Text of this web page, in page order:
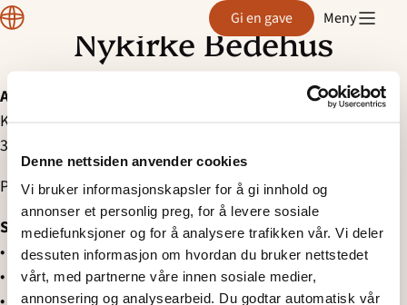
Denne nettsiden anvender cookies
Vi bruker informasjonskapsler for å gi innhold og
annonser et personlig preg, for å levere sosiale
mediefunksjoner og for å analysere trafikken vår. Vi deler
dessuten informasjon om hvordan du bruker nettstedet
vårt, med partnerne våre innen sosiale medier,
annonsering og analysearbeid. Du godtar automatisk vår
til
Region
VeBu Gi en gave Meny
Nykirke Bedehus
Adresse:
Kopstadveien 28
3180 Nykirke
Poeng: 1
Severdigheter og turmuligheter
• Karljohansvern
• Midgard vikingsenter